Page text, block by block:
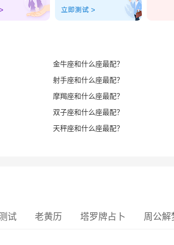
金牛座和什么座最配？
射手座和什么座最配？
摩羯座和什么座最配？
双子座和什么座最配？
天秤座和什么座最配？
试 老黄历 塔罗牌占卜 周公解